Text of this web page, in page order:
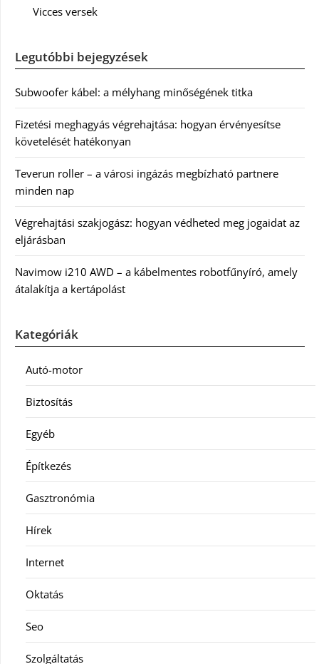
Vicces versek
Legutóbbi bejegyzések
Subwoofer kábel: a mélyhang minőségének titka
Fizetési meghagyás végrehajtása: hogyan érvényesítse
követelését hatékonyan
Teverun roller – a városi ingázás megbízható partnere
minden nap
Végrehajtási szakjogász: hogyan védheted meg jogaidat az
eljárásban
Navimow i210 AWD – a kábelmentes robotfűnyíró, amely
átalakítja a kertápolást
Kategóriák
Autó-motor
Biztosítás
Egyéb
Építkezés
Gasztronómia
Hírek
Internet
Oktatás
Seo
Szolgáltatás